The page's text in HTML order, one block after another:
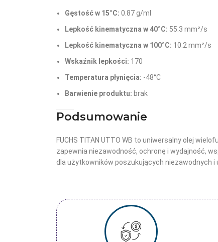
Gęstość w 15°C: 0.87 g/ml
Lepkość kinematyczna w 40°C: 55.3 mm²/s
Lepkość kinematyczna w 100°C: 10.2 mm²/s
Wskaźnik lepkości: 170
Temperatura płynięcia: -48°C
Barwienie produktu: brak
Podsumowanie
FUCHS TITAN UTTO WB to uniwersalny olej
zapewnia niezawodność, ochronę i wydajność,
dla użytkowników poszukujących niezawodnych